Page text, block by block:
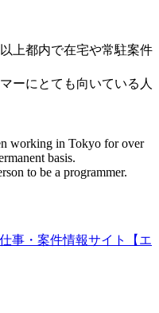
上都内で在宅や常駐案件
ーにとても向いている人
working in Tokyo for over
basis.
to be a programmer.
事・案件情報サイト【エ